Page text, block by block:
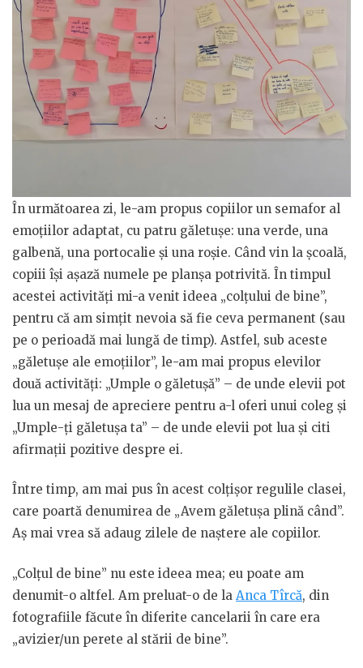
În următoarea zi, le-am propus copiilor un semafor al
emoțiilor adaptat, cu patru găletușe: una verde, una
galbenă, una portocalie și una roșie. Când vin la școală,
copiii își așază numele pe planșa potrivită. În timpul
acestei activități mi-a venit ideea „colțului de bine”,
pentru că am simțit nevoia să fie ceva permanent (sau
pe o perioadă mai lungă de timp). Astfel, sub aceste
„găletușe ale emoțiilor”, le-am mai propus elevilor
două activități: „Umple o găletușă” – de unde elevii pot
lua un mesaj de apreciere pentru a-l oferi unui coleg și
„Umple-ți găletușa ta” – de unde elevii pot lua și citi
afirmații pozitive despre ei.
Între timp, am mai pus în acest colțișor regulile clasei,
care poartă denumirea de „Avem găletușa plină când”.
Aș mai vrea să adaug zilele de naștere ale copiilor.
„Colțul de bine” nu este ideea mea; eu poate am
denumit-o altfel. Am preluat-o de la Anca Tîrcă, din
fotografiile făcute în diferite cancelarii în care era
„avizier/un perete al stării de bine”.